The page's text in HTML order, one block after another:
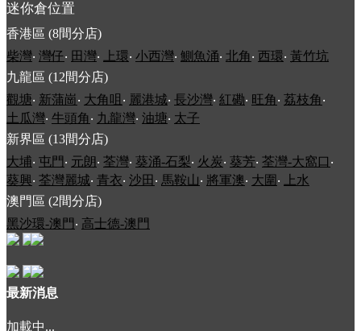
迷你倉位置
香港區 (8間分店)
柴灣‧ 灣仔‧ 田灣‧ 上環‧ 小西灣‧ 鰂魚涌‧ 北角 ‧ 西環‧ 黃竹坑
九龍區 (12間分店)
觀塘‧ 新蒲崗‧ 大角咀 ‧ 麗港城‧ 長沙灣‧ 紅磡‧ 旺角 ‧ 荔枝角 ‧
土瓜灣‧ 牛頭角 ‧ 九龍灣‧ 油塘‧ 太子
新界區 (13間分店)
大埔‧ 屯門 ‧ 元朗 ‧ 荃灣‧ 葵涌-石梨‧ 火炭‧ 葵芳‧ 荃灣-大窩口 ‧
葵興‧ 荃灣麗城‧ 青衣‧ 沙田 ‧ 馬鞍山‧ 將軍澳‧ 大圍 ‧
上水
澳門區 (2間分店)
黑沙環-澳門 ‧ 高士德-澳門
最新消息
加載中...